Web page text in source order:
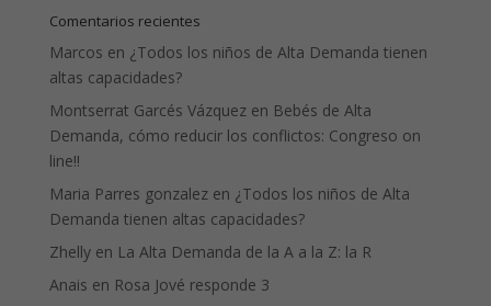
Comentarios recientes
Marcos en ¿Todos los niños de Alta Demanda tienen
altas capacidades?
Montserrat Garcés Vázquezen Bebés de Alta
Demanda, cómo reducir los conflictos: Congreso on
line!!
Maria Parres gonzalezen ¿Todos los niños de Alta
Demanda tienen altas capacidades?
Zhellyen La Alta Demanda de la A a la Z: la R
Anais en Rosa Jové responde 3